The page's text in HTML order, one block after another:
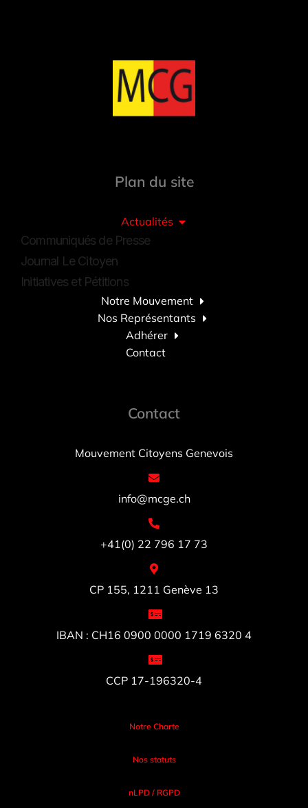
Plan du site
Actualités
Communiqués de Presse
Journal Le Citoyen
Initiatives et Pétitions
Notre Mouvement
Nos Représentants
Adhérer
Contact
Contact
Mouvement Citoyens Genevois
info@mcge.ch
+41(0) 22 796 17 73
CP 155, 1211 Genève 13
IBAN : CH16 0900 0000 1719 6320 4
CCP 17-196320-4
Notre Charte
Nos statuts
nLPD / RGPD